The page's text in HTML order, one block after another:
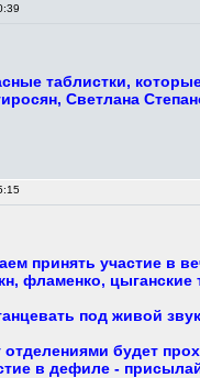
таблистки,
Светлана
принять участие в
фламенко, цыганские
под живой
отделениями будет
в дефиле -